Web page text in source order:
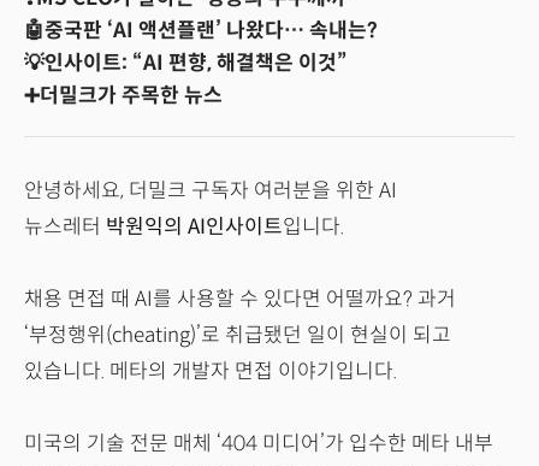
🤖중국판 ‘AI 액션플랜’ 나왔다… 속내는?
💡인사이트: “AI 편향, 해결책은 이것”
➕더밀크가 주목한 뉴스
안녕하세요, 더밀크 구독자 여러분을 위한 AI
뉴스레터 박원익의 AI인사이트입니다.
채용 면접 때 AI를 사용할 수 있다면 어떨까요? 과거
‘부정행위(cheating)’로 취급됐던 일이 현실이 되고
있습니다. 메타의 개발자 면접 이야기입니다.
미국의 기술 전문 매체 ‘404 미디어’가 입수한 메타 내부